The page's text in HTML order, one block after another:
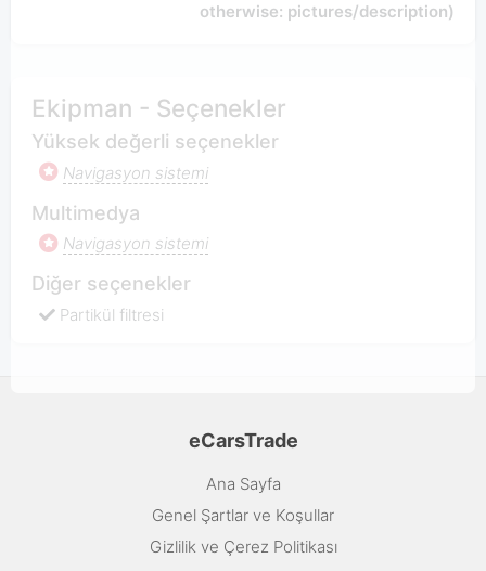
otherwise: pictures/description)
Ekipman - Seçenekler
Yüksek değerli seçenekler
Navigasyon sistemi
Multimedya
Navigasyon sistemi
Diğer seçenekler
Partikül filtresi
eCarsTrade
Ana Sayfa
Genel Şartlar ve Koşullar
Gizlilik ve Çerez Politikası